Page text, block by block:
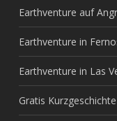
Earthventure auf
Earthventure in
Earthventure in Las
Gratis